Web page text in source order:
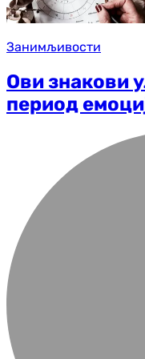
Занимљивости
Ови знакови
период